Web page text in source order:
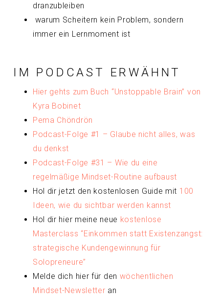
dranzubleiben
warum Scheitern kein Problem, sondern
immer ein Lernmoment ist
IM PODCAST ERWÄHNT
Hier gehts zum Buch “Unstoppable Brain” von
Kyra Bobinet
Pema Chöndrön
Podcast-Folge #1 – Glaube nicht alles, was
du denkst
Podcast-Folge #31 – Wie du eine
regelmäßige Mindset-Routine aufbaust
Hol dir jetzt den kostenlosen Guide mit 100
Ideen, wie du sichtbar werden kannst
Hol dir hier meine neue kostenlose
Masterclass “Einkommen statt Existenzangst:
strategische Kundengewinnung für
Solopreneure”
Melde dich hier für den wöchentlichen
Mindset-Newsletter an